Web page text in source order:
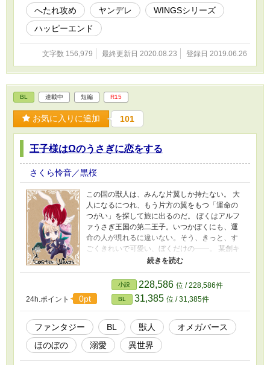
へたれ攻め
ヤンデレ
WINGSシリーズ
ハッピーエンド
文字数 156,979 最終更新日 2020.08.23 登録日 2019.06.26
BL 連載中 短編 R15
お気に入りに追加 101
王子様はΩのうさぎに恋をする
さくら怜音／黒桜
この国の獣人は、みんな片翼しか持たない。 大
人になるにつれ、もう片方の翼をもつ「運命の
つがい」を探して旅に出るのだ。 ぼくはアルフ
ァうさぎ王国の第二王子。いつかぼくにも、運
命の人が現れるに違いない。そう、きっと、す
ごくきれいで可愛い、ぼくだけの――。 某創キ
ャラで完全にパロディ遊びをしていますが、本
編とは全く関係ありません。 気が向いた時に更
新するやつですが、よろしければお楽しみくだ
さい。波乱はあれど、ハッピー溺愛ものです。
獣人オメガバースかもしれない。（ウサギ×ウサ
ギ／人間×ウサギ） ゆるゆる童話風ファンタジー
BLです。
24h.ポイント 0pt
小説 228,586 位 / 228,586件
BL 31,385 位 / 31,385件
ファンタジー BL 獣人
オメガバース
ほのぼの
溺愛 異世界